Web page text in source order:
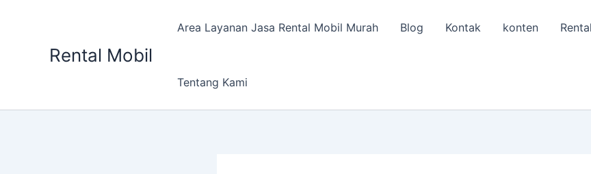
Rental Mobil
Area Layanan Jasa Rental Mobil Murah Blog Kontak konten
Tentang Kami